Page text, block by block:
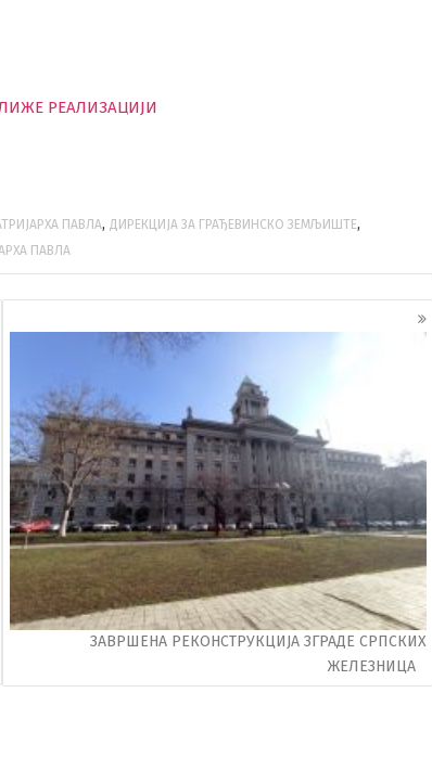
РЕАЛИЗАЦИЈИ
ПАВЛА, ДИРЕКЦИЈА ЗА ГРАЂЕВИНСКО ЗЕМЉИШТЕ,
ПАВЛА
ЗАВРШЕНА РЕКОНСТРУКЦИЈА ЗГРАДЕ СРПСКИХ
ЖЕЛЕЗНИЦА